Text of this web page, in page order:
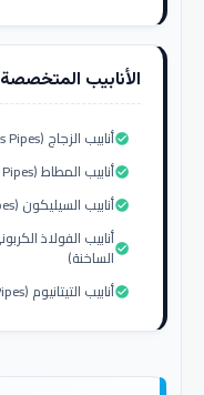
الأنابيب المتخصصة
أنابيب الزجاج (Glass Pipes) (للمختبرات)check_circle
أنابيب المطاط (Rubber Pipes)check_circle
أنابيب السيليكون (Silicon Pipes)check_circle
الساخنة)check_circle
أنابيب التيتانيوم (Titanium Pipes) (للبيئات المسببة للتآكل)check_circle